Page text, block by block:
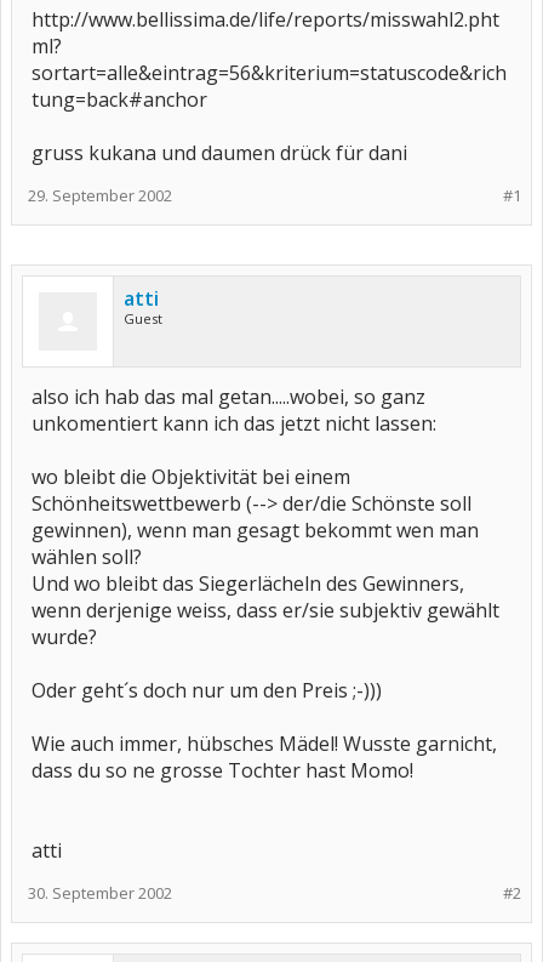
http://www.bellissima.de/life/reports/misswahl2.pht
ml?
sortart=alle&eintrag=56&kriterium=statuscode&rich
tung=back#anchor
gruss kukana und daumen drück für dani
#1
29. September 2002
atti
Guest
also ich hab das mal getan.....wobei, so ganz
unkomentiert kann ich das jetzt nicht lassen:
wo bleibt die Objektivität bei einem
Schönheitswettbewerb (--> der/die Schönste soll
gewinnen), wenn man gesagt bekommt wen man
wählen soll?
Und wo bleibt das Siegerlächeln des Gewinners,
wenn derjenige weiss, dass er/sie subjektiv gewählt
wurde?
Oder geht´s doch nur um den Preis ;-)))
Wie auch immer, hübsches Mädel! Wusste garnicht,
dass du so ne grosse Tochter hast Momo!
atti
#2
30. September 2002